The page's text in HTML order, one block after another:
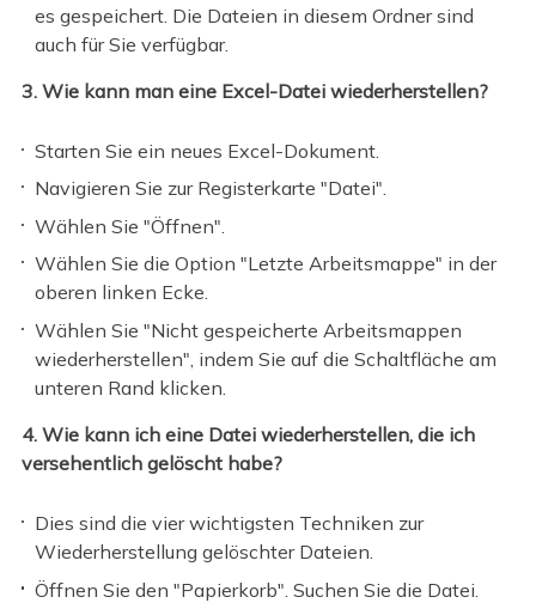
es gespeichert. Die Dateien in diesem Ordner sind
auch für Sie verfügbar.
3. Wie kann man eine Excel-Datei wiederherstellen?
Starten Sie ein neues Excel-Dokument.
Navigieren Sie zur Registerkarte "Datei".
Wählen Sie "Öffnen".
Wählen Sie die Option "Letzte Arbeitsmappe" in der
oberen linken Ecke.
Wählen Sie "Nicht gespeicherte Arbeitsmappen
wiederherstellen", indem Sie auf die Schaltfläche am
unteren Rand klicken.
4. Wie kann ich eine Datei wiederherstellen, die ich
versehentlich gelöscht habe?
Dies sind die vier wichtigsten Techniken zur
Wiederherstellung gelöschter Dateien.
Öffnen Sie den "Papierkorb". Suchen Sie die Datei.